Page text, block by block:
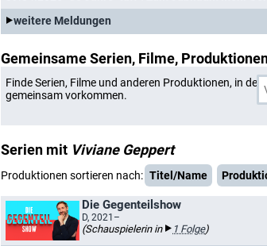
weitere Meldungen
Gemeinsame Serien, Filme,
Finde Serien, Filme und anderen Produktionen, in
gemeinsam vorkommen.
Serien mit Viviane Geppert
Produktionen sortieren nach: Titel/Name
Die Gegenteilshow
D, 2021–
(Schauspielerin in 1 Folge)